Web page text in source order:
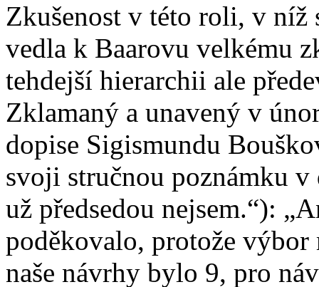
Zkušenost v této roli, v níž
vedla k Baarovu velkému
tehdejší hierarchii ale
Zklamaný a unavený v
dopise Sigismundu
svoji stručnou poznámku v
už předsedou nejsem.“):
poděkovalo, protože výbor
naše návrhy bylo 9, pro